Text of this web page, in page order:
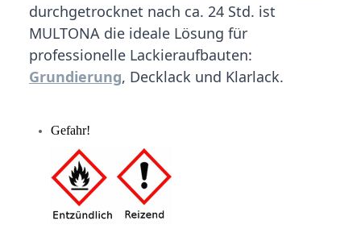
durchgetrocknet nach ca. 24 Std. ist
MULTONA die ideale Lösung für
professionelle Lackieraufbauten:
Grundierung, Decklack und Klarlack.
Gefahr!